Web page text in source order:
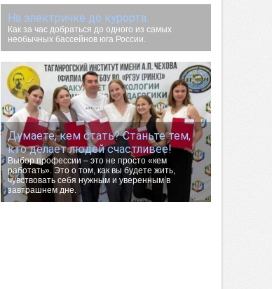
На электричке до курорта.
Как за час добраться до одного из самых
необычных бассейнов юга России.
Думаете, кем стать? Станьте тем,
кто делает людей счастливее!
Выбор профессии – это не просто «кем
работать». Это о том, как вы будете жить,
чувствовать себя нужным и уверенным в
завтрашнем дне.